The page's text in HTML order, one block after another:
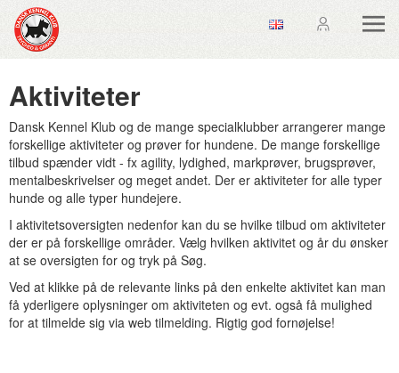
Aktiviteter
Dansk Kennel Klub og de mange specialklubber arrangerer mange
forskellige aktiviteter og prøver for hundene. De mange forskellige
tilbud spænder vidt - fx agility, lydighed, markprøver, brugsprøver,
mentalbeskrivelser og meget andet. Der er aktiviteter for alle typer
hunde og alle typer hundejere.
I aktivitetsoversigten nedenfor kan du se hvilke tilbud om aktiviteter
der er på forskellige områder. Vælg hvilken aktivitet og år du ønsker
at se oversigten for og tryk på Søg.
Ved at klikke på de relevante links på den enkelte aktivitet kan man
få yderligere oplysninger om aktiviteten og evt. også få mulighed
for at tilmelde sig via web tilmelding. Rigtig god fornøjelse!